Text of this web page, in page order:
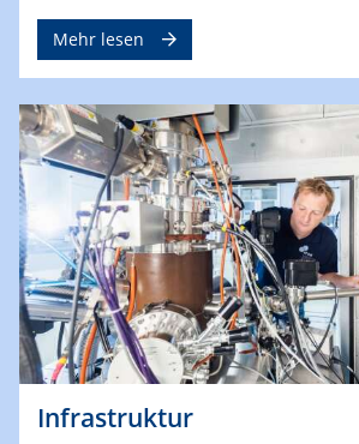
Mehr lesen
Infrastruktur